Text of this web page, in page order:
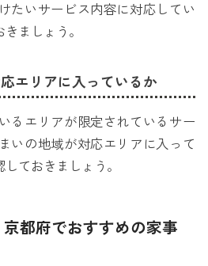
たいサービス内容に対応してい
ましょう。
エリアに入っているか
るエリアが限定されているサー
いの地域が対応エリアに入って
ておきましょう。
都府でおすすめの家事